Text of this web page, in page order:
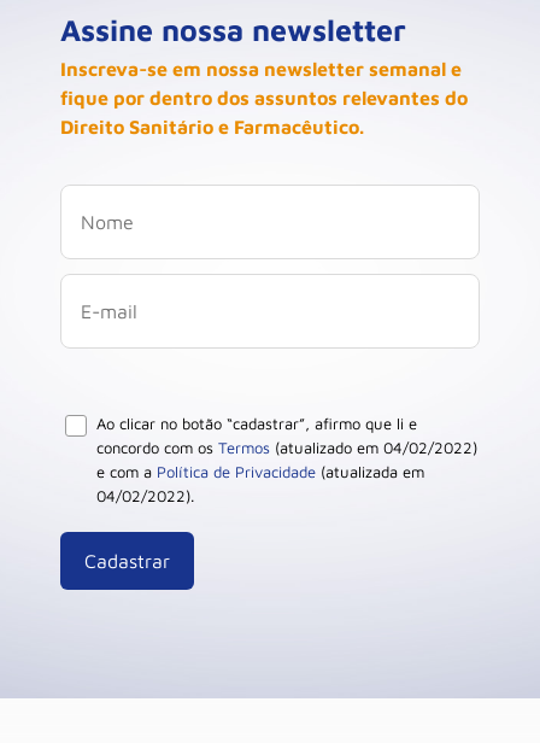
Assine nossa newsletter
Inscreva-se em nossa newsletter semanal e
fique por dentro dos assuntos relevantes do
Direito Sanitário e Farmacêutico.
Ao clicar no botão “cadastrar”, afirmo que li e
concordo com os Termos (atualizado em 04/02/2022)
e com a Política de Privacidade (atualizada em
04/02/2022).